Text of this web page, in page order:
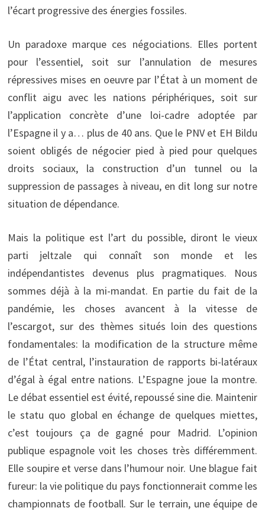
l’écart progressive des énergies fossiles.
Un paradoxe marque ces négociations. Elles portent
pour l’essentiel, soit sur l’annulation de mesures
répressives mises en oeuvre par l’État à un moment de
conflit aigu avec les nations périphériques, soit sur
l’application concrète d’une loi-cadre adoptée par
l’Espagne il y a… plus de 40 ans. Que le PNV et EH Bildu
soient obligés de négocier pied à pied pour quelques
droits sociaux, la construction d’un tunnel ou la
suppression de passages à niveau, en dit long sur notre
situation de dépendance.
Mais la politique est l’art du possible, diront le vieux
parti jeltzale qui connaît son monde et les
indépendantistes devenus plus pragmatiques. Nous
sommes déjà à la mi-mandat. En partie du fait de la
pandémie, les choses avancent à la vitesse de
l’escargot, sur des thèmes situés loin des questions
fondamentales: la modification de la structure même
de l’État central, l’instauration de rapports bi-latéraux
d’égal à égal entre nations. L’Espagne joue la montre.
Le débat essentiel est évité, repoussé sine die. Maintenir
le statu quo global en échange de quelques miettes,
c’est toujours ça de gagné pour Madrid. L’opinion
publique espagnole voit les choses très différemment.
Elle soupire et verse dans l’humour noir. Une blague fait
fureur: la vie politique du pays fonctionnerait comme les
championnats de football. Sur le terrain, une équipe de